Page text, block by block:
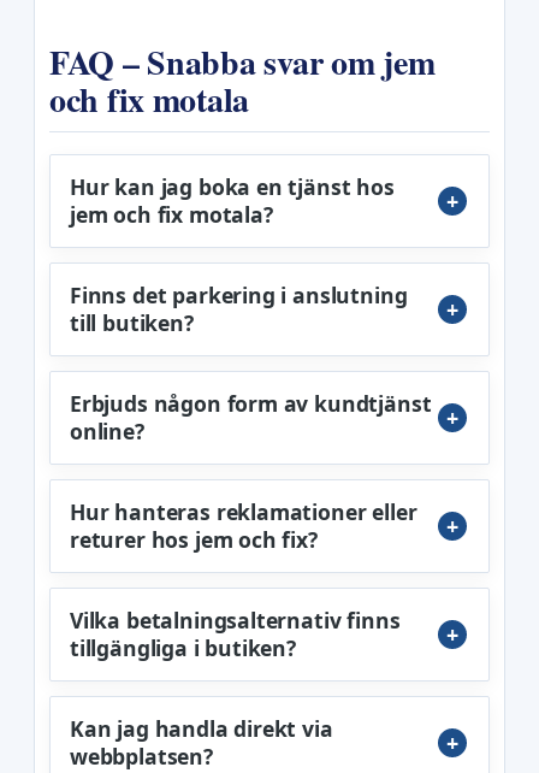
FAQ – Snabba svar om jem
och fix motala
Hur kan jag boka en tjänst hos
jem och fix motala?
Finns det parkering i anslutning
till butiken?
Erbjuds någon form av kundtjänst
online?
Hur hanteras reklamationer eller
returer hos jem och fix?
Vilka betalningsalternativ finns
tillgängliga i butiken?
Kan jag handla direkt via
webbplatsen?